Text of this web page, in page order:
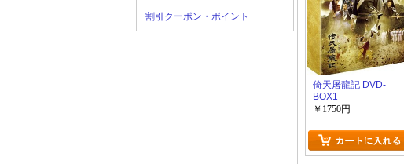
割引クーポン・ポイント
倚天屠龍記 DVD-
BOX1
￥1750円